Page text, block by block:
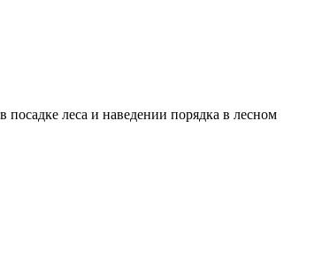
посадке леса и наведении порядка в лесном